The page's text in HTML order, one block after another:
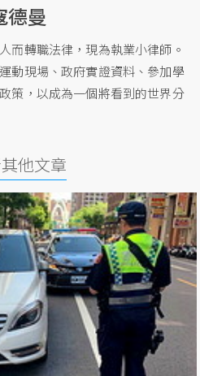
德曼
而轉職法律，現為執業小律師。
動現場、政府實證資料、參加學
策，以成為一個將看到的世界分
他文章